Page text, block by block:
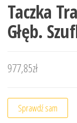
Taczka
Głęb.
977,85zł
Sprawdź sam